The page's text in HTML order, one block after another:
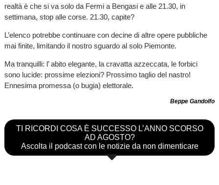
realtà è che si va solo da Fermi a Bengasi e alle 21.30, in
settimana, stop alle corse. 21.30, capite?
L’elenco potrebbe continuare con decine di altre opere pubbliche
mai finite, limitando il nostro sguardo al solo Piemonte.
Ma tranquilli: l’ abito elegante, la cravatta azzeccata, le forbici
sono lucide: prossime elezioni? Prossimo taglio del nastro!
Ennesima promessa (o bugia) elettorale.
Beppe Gandolfo
TI RICORDI COSA È SUCCESSO L’ANNO SCORSO
AD AGOSTO?
Ascolta il podcast con le notizie da non dimenticare